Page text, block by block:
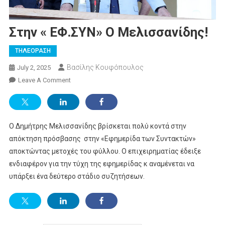
Στην « ΕΦ.ΣΥΝ» Ο Μελισσανίδης!
ΤΗΛΕΟΡΑΣΗ
July 2, 2025 Βασίλης Κουφόπουλος
Leave A CommentOn
Ο
Μελισσανίδης!
Ο Δημήτρης Μελισσανίδης βρίσκεται πολύ κοντά στην
απόκτηση πρόσβασης στην «Εφημερίδα των Συντακτών»
αποκτώντας μετοχές του φύλλου. Ο επιχειρηματίας έδειξε
ενδιαφέρον για την τύχη της εφημερίδας κ αναμένεται να
υπάρξει ένα δεύτερο στάδιο συζητήσεων.